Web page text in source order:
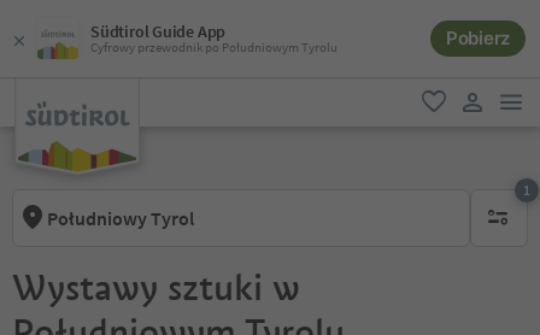
Südtirol Guide App
Cyfrowy przewodnik po Południowym Tyrolu Pobierz
ulubione
Południowy Tyrol
1
1
Wystawy sztuki w